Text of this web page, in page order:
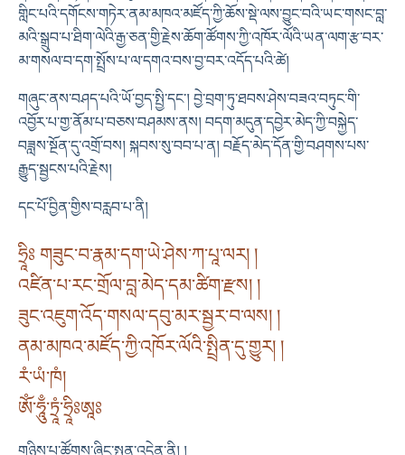
གླིང་པའི་དགོངས་གཏེར་ནམ་མཁའ་མཛོད་ཀྱི་ཆོས་སྡེ་ལས་བྱུང་བའི་ཡང་གསང་བླ་
མའི་སྒྲུབ་པ་ཐིག་ལེའི་རྒྱ་ཅན་གྱི་རྗེས་ཆོག་ཚོགས་ཀྱི་འཁོར་ལོའི་ཡན་ལག་རྩ་བར་
མ་གསལ་བ་དག་སྤྲོས་པ་ལ་དགའ་བས་བྱ་བར་འདོད་པའི་ཚེ།
གཞུང་ནས་བཤད་པའི་ཡོ་བྱད་སྤྱི་དང་། བྱེ་བྲག་ཏུ་ཐབས་ཤེས་བཟའ་བཏུང་གི་
འབྱོར་པ་གྱ་ནོམ་པ་བཅས་བཤམས་ནས། བདག་མདུན་དབྱེར་མེད་ཀྱི་བསྐྱེད་
བཟླས་སྔོན་དུ་འགྲོ་བས། སྐབས་སུ་བབ་པ་ན། བརྗོད་མེད་དོན་གྱི་བཤགས་པས་
རྒྱུད་སྦྱངས་པའི་རྗེས།
དང་པོ་བྱིན་གྱིས་བརླབ་པ་ནི།
ཧྲཱིཿ གཟུང་བ་རྣམ་དག་ཡེ་ཤེས་ཀ་པཱ་ལར། །
འཛིན་པ་རང་གྲོལ་བླ་མེད་དམ་ཚིག་རྫས། །
ཟུང་འཇུག་འོད་གསལ་དབུ་མར་སྦྱར་བ་ལས། །
ནམ་མཁའ་མཛོད་ཀྱི་འཁོར་ལོའི་སྤྲིན་དུ་གྱུར། །
རཾ་ཡཾ་ཁཾ།
ཨོཾ་ཧཱུྃ་ཏྲཱཾ་ཧྲཱིཿཨཱཿ
གཉིས་པ་ཚོགས་ཞིང་སྤྱན་འདྲེན་ནི། །